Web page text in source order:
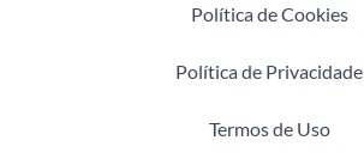
Política de Cookies
Política de Privacidade
Termos de Uso